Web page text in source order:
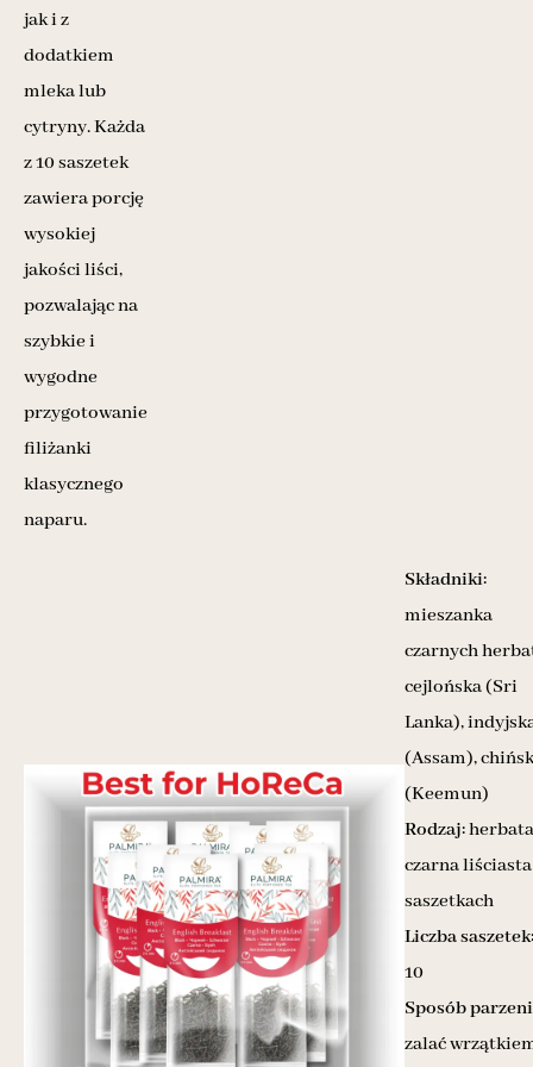
jak i z
dodatkiem
mleka lub
cytryny. Każda
z 10 saszetek
zawiera porcję
wysokiej
jakości liści,
pozwalając na
szybkie i
wygodne
przygotowanie
filiżanki
klasycznego
naparu.
Składniki:
mieszanka
czarnych
cejlońska (Sri
Lanka),
(Assam),
(Keemun)
Rodzaj:herbata
czarna
saszetkach
Liczba saszetek:
10
Sposób
zalać